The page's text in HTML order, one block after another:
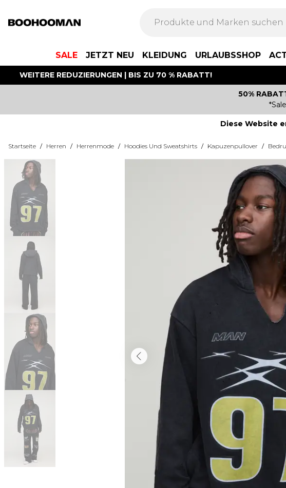
SALE JETZT NEU KLEIDUNG URLAUBSSHOP
WEITERE REDUZIERUNGEN | BIS ZU 70 % RABATT!
50%
Diese Website
Startseite / Herren / Herrenmode / Hoodies Und Sweatshirts / Kapuzenpullover /